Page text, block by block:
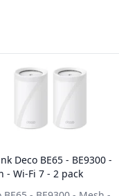
Deco BE65 - BE9300 -
- Wi-Fi 7 - 2 pack